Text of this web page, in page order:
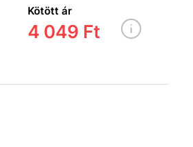
Kötött ár
4 049 Ft